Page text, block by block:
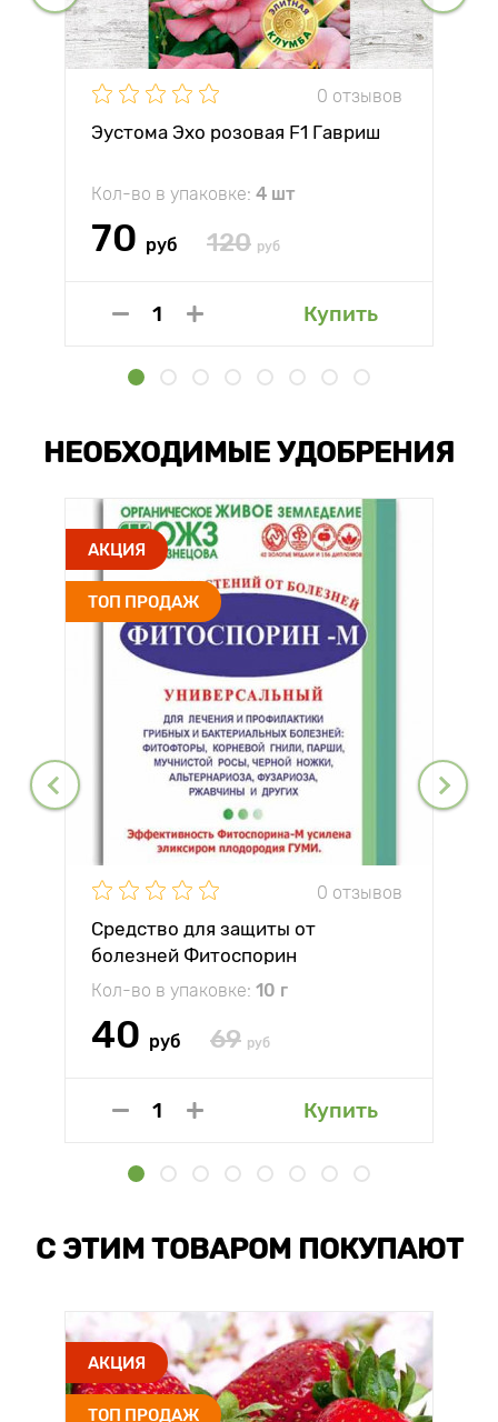
0 отзывов
Эустома Эхо розовая F1 Гавриш
Кол-во в упаковке: 4 шт
70 руб 120 руб
Купить
НЕОБХОДИМЫЕ УДОБРЕНИЯ
АКЦИЯ
ТОП ПРОДАЖ
0 отзывов
Средство для защиты от
болезней Фитоспорин
Кол-во в упаковке: 10 г
40 руб 69 руб
Купить
С ЭТИМ ТОВАРОМ ПОКУПАЮТ
АКЦИЯ
ТОП ПРОДАЖ